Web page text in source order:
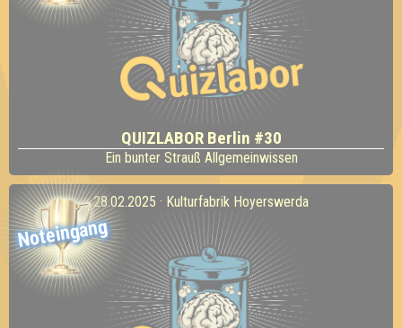
QUIZLABOR Berlin #30
Ein bunter Strauß Allgemeinwissen
Noteingang
28.02.2025 · Kulturfabrik Hoyerswerda